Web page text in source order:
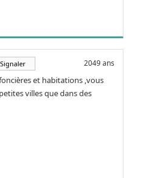
Signaler 2049 ans
et habitations ,vous
villes que dans des